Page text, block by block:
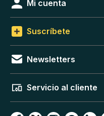
Mi cuenta
Suscríbete
Newsletters
Servicio al cliente